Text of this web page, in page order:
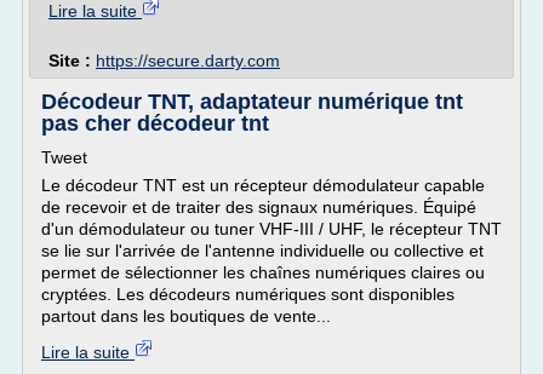
Lire la suite
Site : https://secure.darty.com
Décodeur TNT, adaptateur numérique tnt
pas cher décodeur tnt
Tweet
Le décodeur TNT est un récepteur démodulateur capable
de recevoir et de traiter des signaux numériques. Équipé
d'un démodulateur ou tuner VHF-III / UHF, le récepteur TNT
se lie sur l'arrivée de l'antenne individuelle ou collective et
permet de sélectionner les chaînes numériques claires ou
cryptées. Les décodeurs numériques sont disponibles
partout dans les boutiques de vente...
Lire la suite